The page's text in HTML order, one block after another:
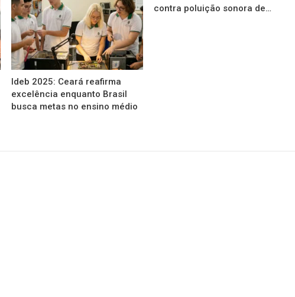
Ideb 2025: Ceará reafirma
excelência enquanto Brasil
busca metas no ensino médio
contra poluição sonora de…